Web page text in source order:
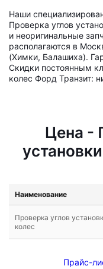
Наши
Проверка углов
и неоригинальные
располагаются в
(Химки, Балашиха).
Скидки постоянным
колес Форд Транзит:
Цена -
Наименование
Проверка углов
колес
Прайс-